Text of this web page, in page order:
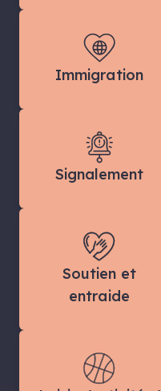
Immigration
Signalement
Soutien et
entraide